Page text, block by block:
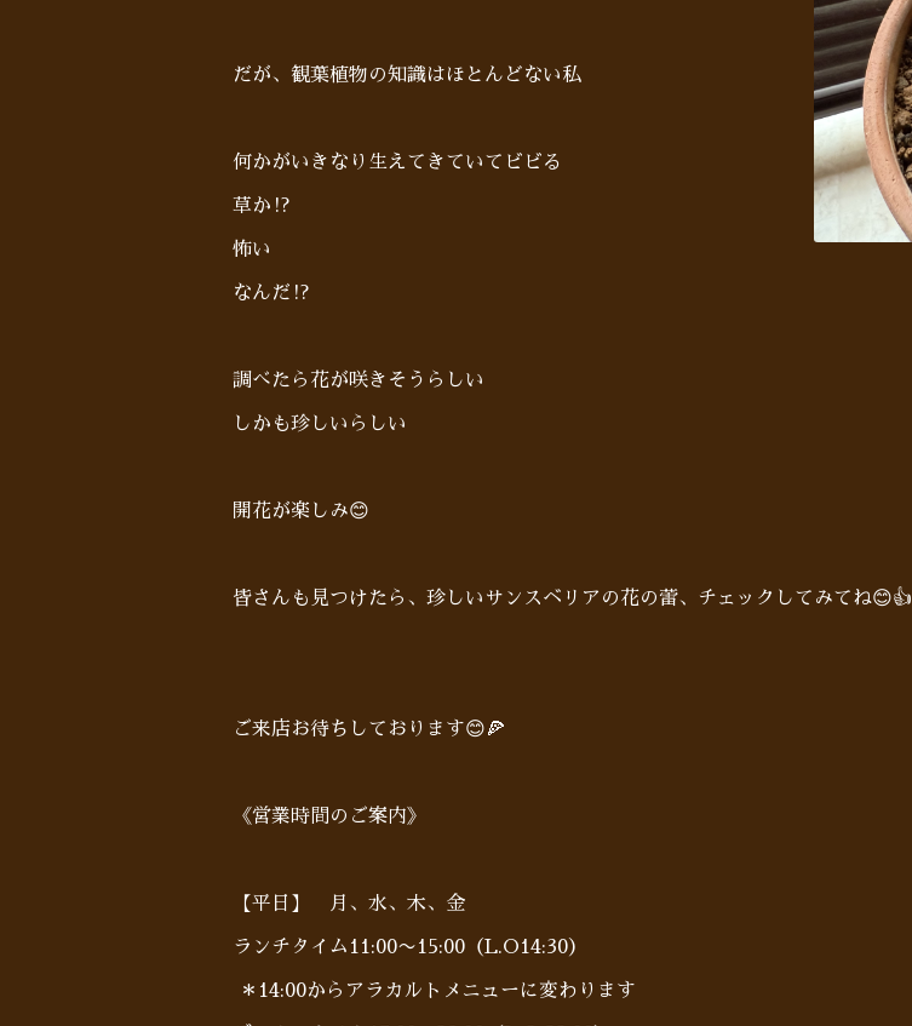
だが、観葉植物の知識はほとんどない私
何かがいきなり生えてきていてビビる
草か⁉︎
怖い
なんだ⁉︎
調べたら花が咲きそうらしい
しかも珍しいらしい
開花が楽しみ😊
皆さんも見つけたら、珍しいサンスベリアの花の蕾、チェックしてみてね😊👍
ご来店お待ちしております😊🍕
《営業時間のご案内》
【平日】 月、水、木、金
ランチタイム11:00〜15:00（L.O14:30）
＊14:00からアラカルトメニューに変わります